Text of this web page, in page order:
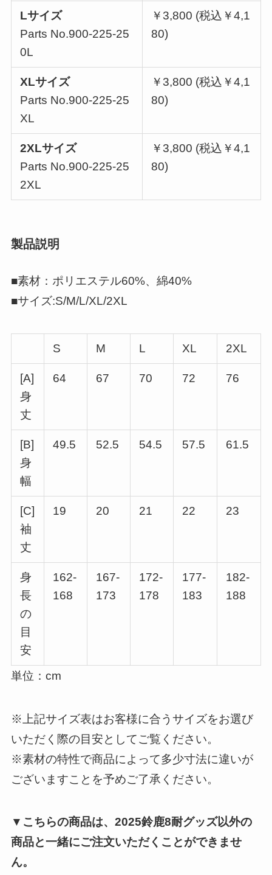
Lサイズ
Parts No.900-225-25
0L
￥3,800 (税込￥4,1
80)
XLサイズ
Parts No.900-225-25
XL
￥3,800 (税込￥4,1
80)
2XLサイズ
Parts No.900-225-25
2XL
￥3,800 (税込￥4,1
80)
製品説明
■素材：ポリエステル60%、綿40%
■サイズ:S/M/L/XL/2XL
S M L XL 2XL
[A]
身
丈
64 67 70 72 76
[B]
身
幅
49.5 52.5 54.5 57.5 61.5
[C]
袖
丈
19 20 21 22 23
身
長
の
目
安
162-
168
167-
173
172-
178
177-
183
182-
188
単位：cm
※上記サイズ表はお客様に合うサイズをお選び
いただく際の目安としてご覧ください。
※素材の特性で商品によって多少寸法に違いが
ございますことを予めご了承ください。
▼こちらの商品は、2025鈴鹿8耐グッズ以外の
商品と一緒にご注文いただくことができませ
ん。